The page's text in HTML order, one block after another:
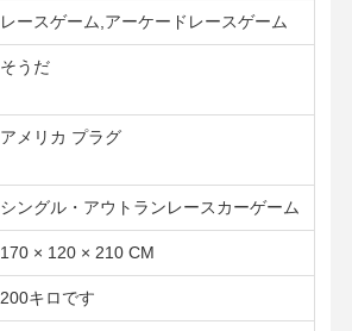
レースゲーム,アーケードレースゲーム
そうだ
アメリカ プラグ
シングル・アウトランレースカーゲーム
170 × 120 × 210 CM
200キロです